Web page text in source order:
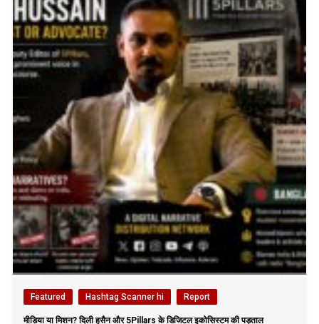
Featured Hashtag Scanner hi Report
मीडिया या मिशन? दिली हुसैन और 5Pillars के डिजिटल इकोसिस्टम की पड़ताल